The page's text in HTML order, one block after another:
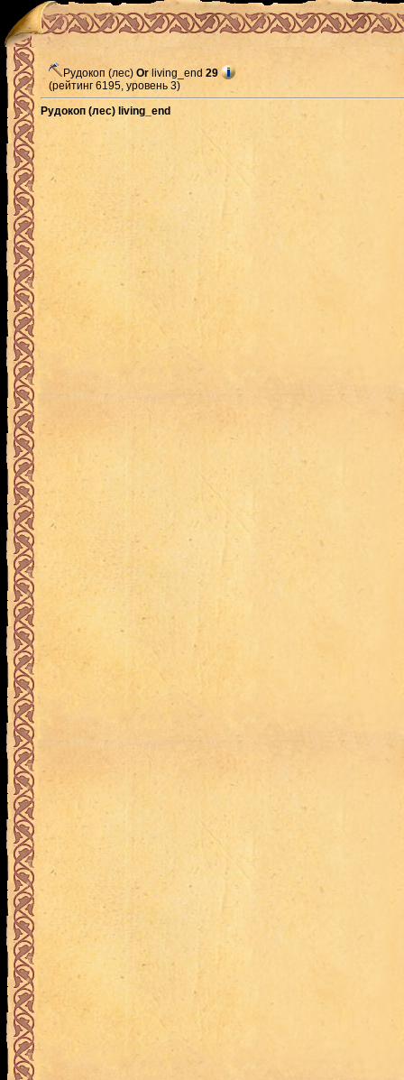
Рудокоп (лес) Or living_end 29
(рейтинг 6195, уровень 3)
Рудокоп (лес) living_end